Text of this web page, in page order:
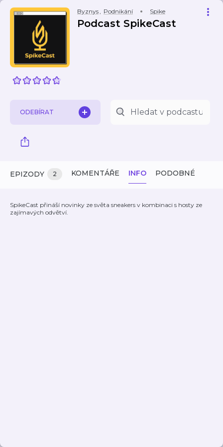
Byznys, Podnikání Spike
Podcast SpikeCast
ODEBÍRAT
EPIZODY 2 KOMENTÁŘE INFO PODOBNÉ
SpikeCast přináší novinky ze světa sneakers v kombinaci s hosty ze
zajímavých odvětví.